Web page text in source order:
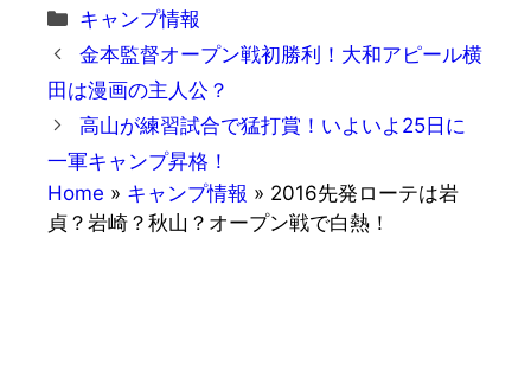
カ
テ
リ
ー
キャンプ情報
金本監督オープン戦初勝利！大和アピール横
田は漫画の主人公？
高山が練習試合で猛打賞！いよいよ25日に
一軍キャンプ昇格！
Home » キャンプ情報 » 2016先発ローテは岩
貞？岩崎？秋山？オープン戦で白熱！